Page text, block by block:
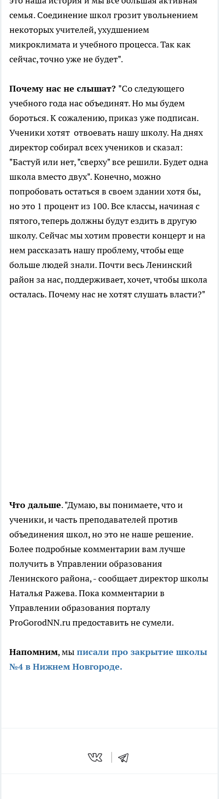
семья. Соединение школ грозит увольнением
некоторых учителей, ухудшением
микроклимата и учебного процесса. Так как
сейчас, точно уже не будет".
Почему нас не слышат? "Со следующего
учебного года нас объединят. Но мы будем
бороться. К сожалению, приказ уже подписан.
Ученики хотят отвоевать нашу школу. На днях
директор собирал всех учеников и сказал:
"Бастуй или нет, "сверху" все решили. Будет одна
школа вместо двух". Конечно, можно
попробовать остаться в своем здании хотя бы,
но это 1 процент из 100. Все классы, начиная с
пятого, теперь должны будут ездить в другую
школу. Сейчас мы хотим провести концерт и на
нем рассказать нашу проблему, чтобы еще
больше людей знали. Почти весь Ленинский
район за нас, поддерживает, хочет, чтобы школа
осталась. Почему нас не хотят слушать власти?"
Что дальше. "Думаю, вы понимаете, что и
ученики, и часть преподавателей против
объединения школ, но это не наше решение.
Более подробные комментарии вам лучше
получить в Управлении образования
Ленинского района, - сообщает директор школы
Наталья Ражева. Пока комментарии в
Управлении образования порталу
ProGorodNN.ru предоставить не сумели.
Напомним, мы писали про закрытие школы
№4 в Нижнем Новгороде.